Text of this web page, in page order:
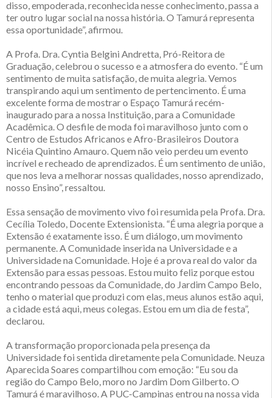
disso, empoderada, reconhecida nesse conhecimento, passa a
ter outro lugar social na nossa história. O Tamurá representa
essa oportunidade”, afirmou.
A Profa. Dra. Cyntia Belgini Andretta, Pró-Reitora de
Graduação, celebrou o sucesso e a atmosfera do evento. “É um
sentimento de muita satisfação, de muita alegria. Vemos
transpirando aqui um sentimento de pertencimento. É uma
excelente forma de mostrar o Espaço Tamurá recém-
inaugurado para a nossa Instituição, para a Comunidade
Acadêmica. O desfile de moda foi maravilhoso junto com o
Centro de Estudos Africanos e Afro-Brasileiros Doutora
Nicéia Quintino Amauro. Quem não veio perdeu um evento
incrível e recheado de aprendizados. É um sentimento de união,
que nos leva a melhorar nossas qualidades, nosso aprendizado,
nosso Ensino”, ressaltou.
Essa sensação de movimento vivo foi resumida pela Profa. Dra.
Cecília Toledo, Docente Extensionista. “É uma alegria porque a
Extensão é exatamente isso. É um diálogo, um movimento
permanente. A Comunidade inserida na Universidade e a
Universidade na Comunidade. Hoje é a prova real do valor da
Extensão para essas pessoas. Estou muito feliz porque estou
encontrando pessoas da Comunidade, do Jardim Campo Belo,
tenho o material que produzi com elas, meus alunos estão aqui,
a cidade está aqui, meus colegas. Estou em um dia de festa”,
declarou.
A transformação proporcionada pela presença da
Universidade foi sentida diretamente pela Comunidade. Neuza
Aparecida Soares compartilhou com emoção: “Eu sou da
região do Campo Belo, moro no Jardim Dom Gilberto. O
Tamurá é maravilhoso. A PUC-Campinas entrou na nossa vida